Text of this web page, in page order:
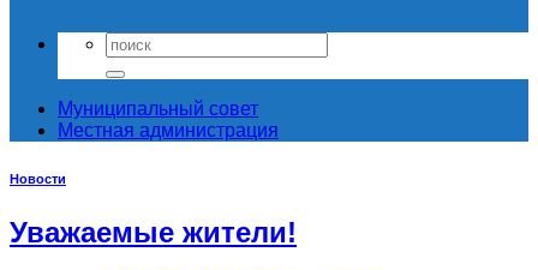
Муниципальный совет
Местная администрация
Новости
Уважаемые жители!